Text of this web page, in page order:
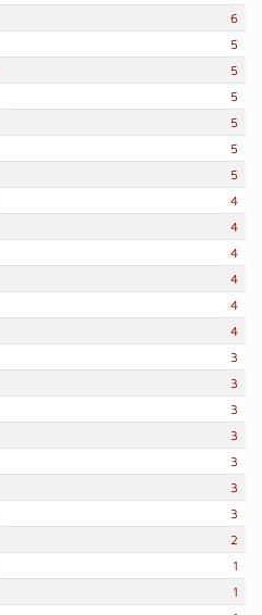
6
5
5
5
5
5
5
4
4
4
4
4
4
3
3
3
3
3
3
3
2
1
1